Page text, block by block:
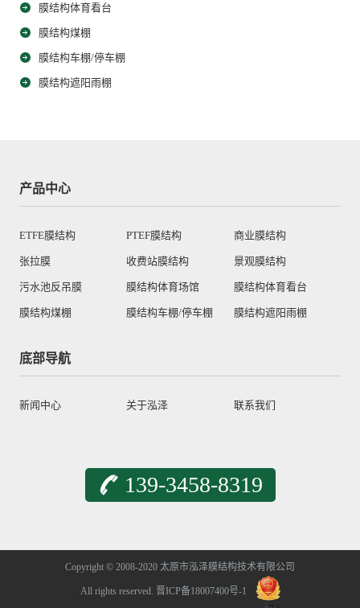
膜结构体育看台
膜结构煤棚
膜结构车棚/停车棚
膜结构遮阳雨棚
产品中心
ETFE膜结构 PTEF膜结构 商业膜结构
张拉膜 收费站膜结构 景观膜结构
污水池反吊膜 膜结构体育场馆 膜结构体育看台
膜结构煤棚 膜结构车棚/停车棚 膜结构遮阳雨棚
底部导航
新闻中心 关于泓泽 联系我们
139-3458-8319
Copyright © 2008-2020 太原市泓泽膜结构技术有限公司
All rights reserved. 晋ICP备18007400号-1